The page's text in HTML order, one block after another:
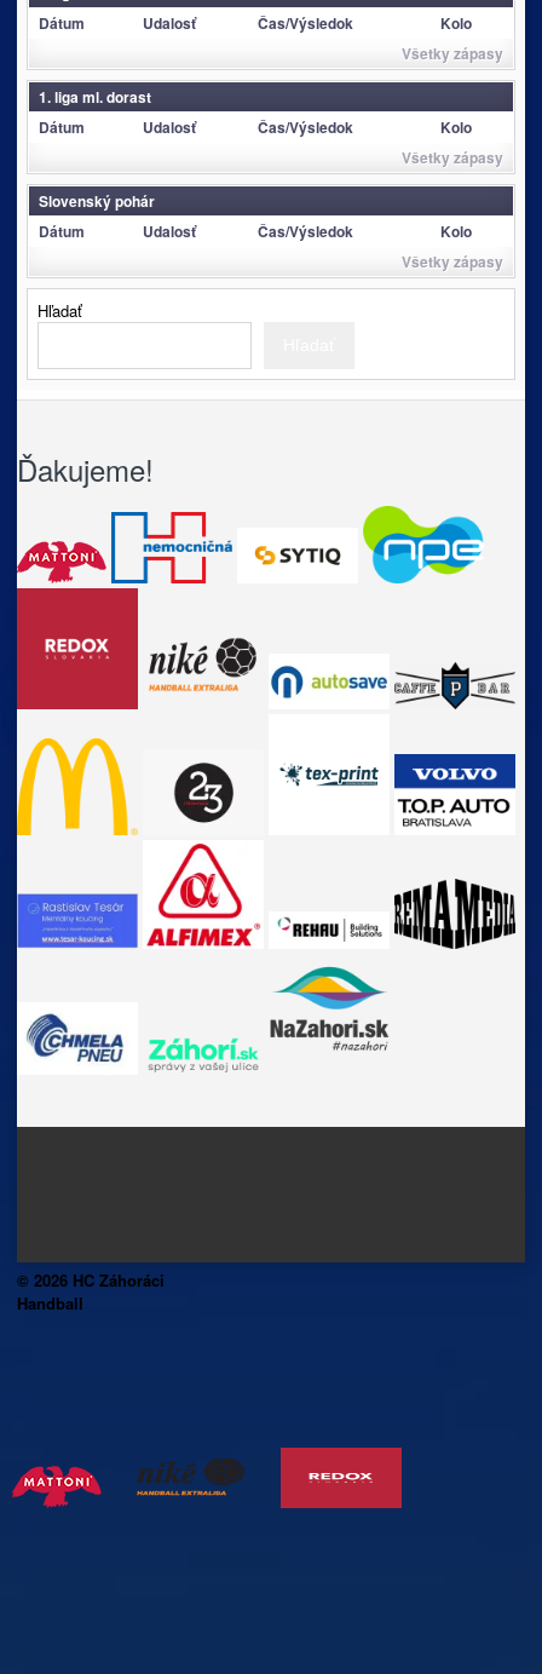
Dátum
Udalosť Čas/Výsledok
Kolo
Všetky zápasy
1. liga ml. dorast
Dátum
Udalosť Čas/Výsledok
Kolo
Všetky zápasy
Slovenský pohár
Dátum
Udalosť Čas/Výsledok
Kolo
Všetky zápasy
Hľadať
Ďakujeme!
© 2026 HC Záhoráci
Handball